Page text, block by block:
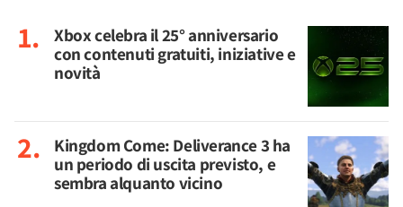
Xbox celebra il 25° anniversario
con contenuti gratuiti, iniziative e
novità
Kingdom Come: Deliverance 3 ha
un periodo di uscita previsto, e
sembra alquanto vicino